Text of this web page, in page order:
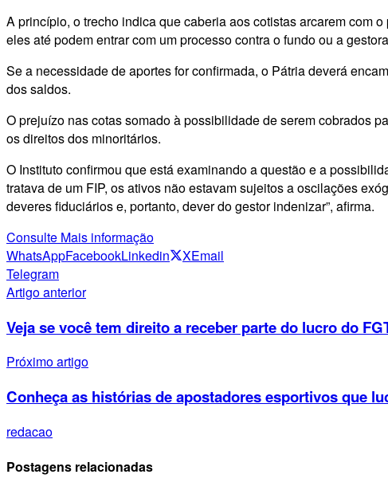
A princípio, o trecho indica que caberia aos cotistas arcarem com
eles até podem entrar com um processo contra o fundo ou a
Se a necessidade de aportes for confirmada, o Pátria deverá
dos saldos.
O prejuízo nas cotas somado à possibilidade de serem cobrados
os direitos dos minoritários.
O Instituto confirmou que está examinando a questão e a
tratava de um FIP, os ativos não estavam sujeitos a oscilações
deveres fiduciários e, portanto, dever do gestor indenizar”, afirma.
Consulte Mais informação
WhatsAppFacebookLinkedin XEmail
Telegram
Artigo anterior
Veja se você tem direito a receber parte do lucro do
Próximo artigo
Conheça as histórias de apostadores esportivos que
redacao
Postagens relacionadas